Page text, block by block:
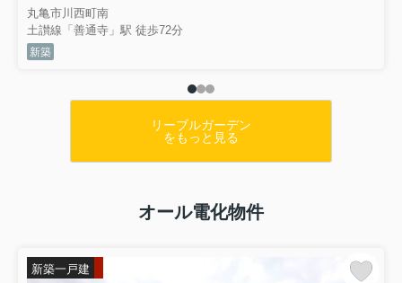
丸亀市川西町南
土讃線「善通寺」駅 徒歩72分
新築
リーブルガーデン
をもっと見る
オール電化物件
新築一戸建